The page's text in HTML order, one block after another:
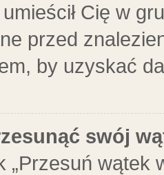
Cię w
przed
by uzyskać
swój
„Przesuń wątek